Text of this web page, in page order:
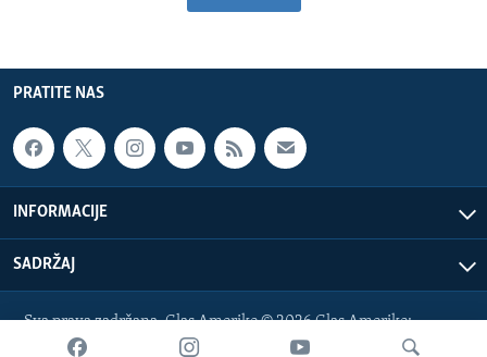
PRATITE NAS
INFORMACIJE
SADRŽAJ
Sva prava zadržana. Glas Amerike © 2026 Glas Amerike:
bosnian-service@voanews.com